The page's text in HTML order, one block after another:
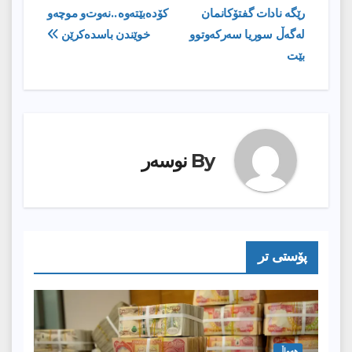
بابەت
كۆده‌بێته‌وه‌..نه‌وت‌و موچه‌و
خوێندن باسده‌كرێن
رێگە نادات گفتۆکانمان
لەگەڵ سوریا سەرکەوتوو
بێت
By نوسەر
پۆستى تر